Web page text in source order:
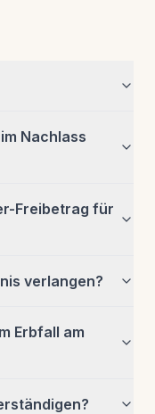
Nachlass
Freibetrag für
verlangen?
Erbfall am